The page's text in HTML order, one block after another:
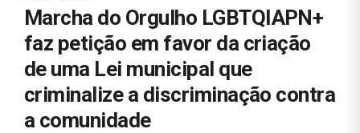
Marcha do Orgulho LGBTQIAPN+
faz petição em favor da criação
de uma Lei municipal que
criminalize a discriminação contra
a comunidade